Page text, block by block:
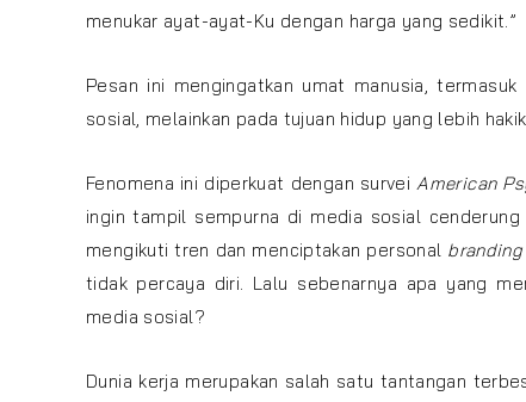
menukar ayat-ayat-Ku dengan harga yang sedikit.”
Pesan ini mengingatkan umat manusia,
sosial, melainkan pada tujuan hidup yang lebih
Fenomena ini diperkuat dengan surveiAmerican
ingin tampil sempurna di media sosial
mengikuti tren dan menciptakan personal branding
tidak percaya diri. Lalu sebenarnya apa yang
media sosial?
Dunia kerja merupakan salah satu tantangan